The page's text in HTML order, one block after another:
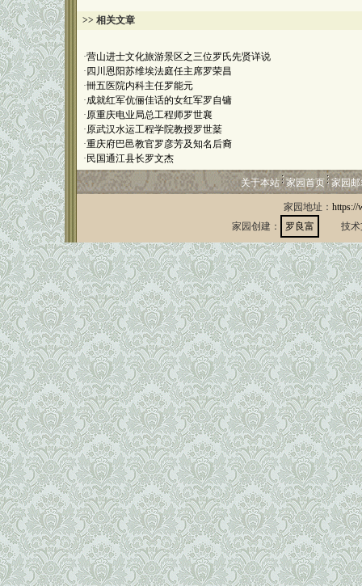
>> 相关文章
·营山进士文化旅游景区之三位罗氏先贤详说
· 四川恩阳苏维埃法庭任主席罗荣昌
·卌五医院内科主任罗能元
·成就红军伉俪佳话的女红军罗自镛
·原重庆电业局总工程师罗世襄
·原武汉水运工程学院教授罗世棻
·重庆府巴邑教官罗彦芳及知名后裔
· 民国通江县长罗文杰
关于本站 家园首页 家园
家园地址： https://
家园创建：
罗良富 技术